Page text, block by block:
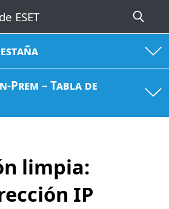
Prem – Tabla de
limpia:
IP